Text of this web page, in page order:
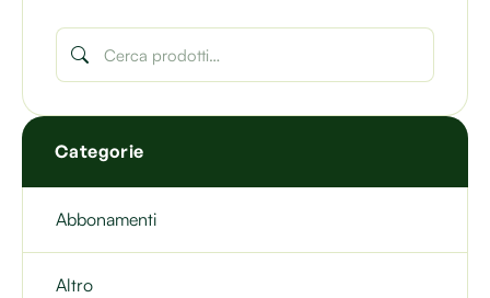
Categorie
Abbonamenti
Altro